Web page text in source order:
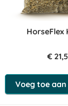
HorseFlex
€
Voeg toe